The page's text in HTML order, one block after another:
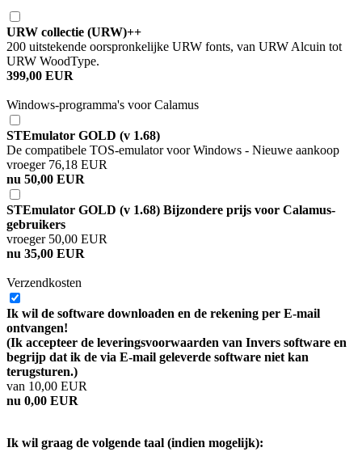
URW collectie (URW)++
200 uitstekende oorspronkelijke URW fonts, van URW Alcuin tot
URW WoodType.
399,00 EUR
Windows-programma's voor Calamus
STEmulator GOLD (v 1.68)
De compatibele TOS-emulator voor Windows - Nieuwe aankoop
vroeger 76,18 EUR
nu 50,00 EUR
STEmulator GOLD (v 1.68) Bijzondere prijs voor Calamus-
gebruikers
vroeger 50,00 EUR
nu 35,00 EUR
Verzendkosten
Ik wil de software downloaden en de rekening per E-mail
ontvangen!
(Ik accepteer de leveringsvoorwaarden van Invers software en
begrijp dat ik de via E-mail geleverde software niet kan
terugsturen.)
van 10,00 EUR
nu 0,00 EUR
Ik wil graag de volgende taal (indien mogelijk):